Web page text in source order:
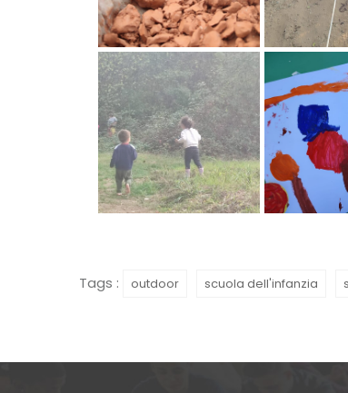
Tags : outdoor scuola dell'infanzia